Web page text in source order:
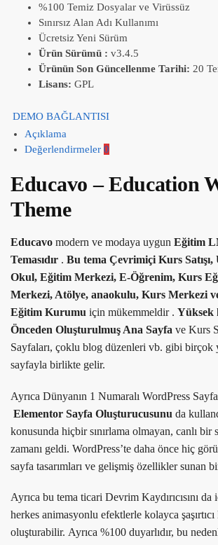
%100 Temiz Dosyalar ve Virüssüz
Sınırsız Alan Adı Kullanımı
Ücretsiz Yeni Sürüm
Ürün Sürümü : v3.4.5
Ürünün Son Güncellenme Tarihi: 20
Lisans: GPL
DEMO BAĞLANTISI
Açıklama
Değerlendirmeler 0
Educavo – Education
Theme
Educavo modern ve modaya uygun Eğitim
Temasıdır . Bu tema Çevrimiçi Kurs
Okul, Eğitim Merkezi, E-Öğrenim, Kurs
Merkezi, Atölye, anaokulu, Kurs Merkezi
Eğitim Kurumu için mükemmeldir . Yüksek
Önceden Oluşturulmuş Ana Sayfa ve Kurs
Sayfaları, çoklu blog düzenleri vb. gibi birçok
sayfayla birlikte gelir.
Ayrıca Dünyanın 1 Numaralı WordPress
Elementor Sayfa Oluşturucusunu da
konusunda hiçbir sınırlama olmayan, canlı bir
zamanı geldi. WordPress’te daha önce hiç
sayfa tasarımları ve gelişmiş özellikler sunan
Ayrıca bu tema ticari Devrim Kaydırıcısını
herkes animasyonlu efektlerle kolayca şaşırtıcı
oluşturabilir. Ayrıca %100 duyarlıdır, bu